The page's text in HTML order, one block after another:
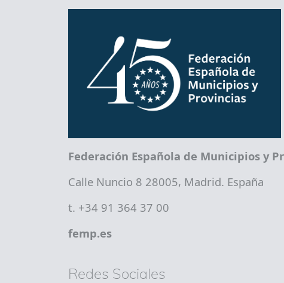
Federación Española de Municipios y
Calle Nuncio 8 28005, Madrid. España
t. +34 91 364 37 00
femp.es
Redes Sociales